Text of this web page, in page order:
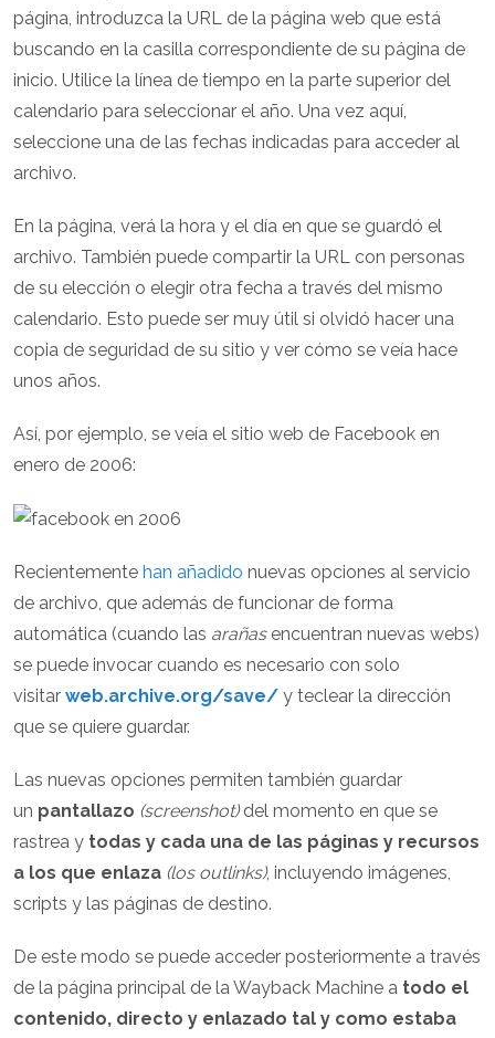
página, introduzca la URL de la página web que está
buscando en la casilla correspondiente de su página de
inicio. Utilice la línea de tiempo en la parte superior del
calendario para seleccionar el año. Una vez aquí,
seleccione una de las fechas indicadas para acceder al
archivo.
En la página, verá la hora y el día en que se guardó el
archivo. También puede compartir la URL con personas
de su elección o elegir otra fecha a través del mismo
calendario. Esto puede ser muy útil si olvidó hacer una
copia de seguridad de su sitio y ver cómo se veía hace
unos años.
Así, por ejemplo, se veía el sitio web de Facebook en
enero de 2006:
Recientemente han añadido nuevas opciones al servicio
de archivo, que además de funcionar de forma
automática (cuando las arañasencuentran nuevas webs)
se puede invocar cuando es necesario con solo
visitar web.archive.org/save/ y teclear la dirección
que se quiere guardar.
Las nuevas opciones permiten también guardar
un pantallazo (screenshot)del momento en que se
rastrea y todas y cada una de las páginas y recursos
a los que enlaza (los outlinks), incluyendo imágenes,
scripts y las páginas de destino.
De este modo se puede acceder posteriormente a través
de la página principal de la Wayback Machine a todo el
contenido, directo y enlazado tal y como estaba